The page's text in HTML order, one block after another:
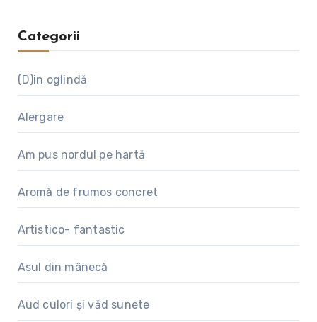
Categorii
(D)in oglindă
Alergare
Am pus nordul pe hartă
Aromă de frumos concret
Artistico- fantastic
Asul din mânecă
Aud culori și văd sunete